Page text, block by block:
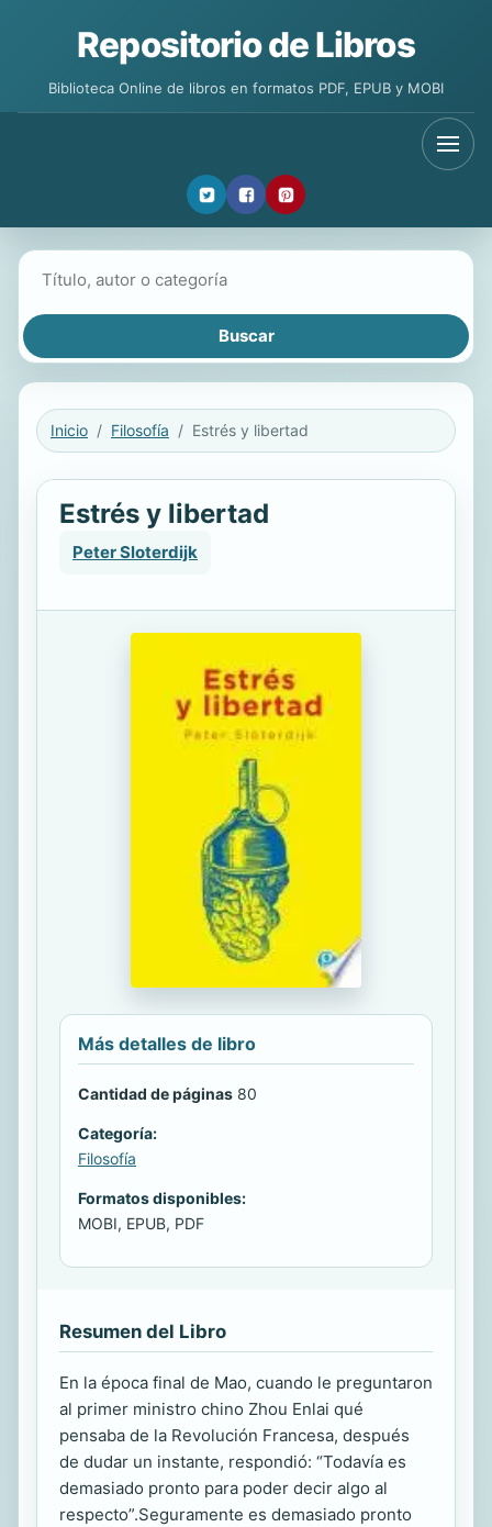
Repositorio de Libros
Biblioteca Online de libros en formatos PDF, EPUB y MOBI
Inicio Filosofía Estrés y libertad
Estrés y libertad
Peter Sloterdijk
Más detalles de libro
Cantidad de páginas 80
Categoría:
Filosofía
Formatos disponibles:
MOBI, EPUB, PDF
Resumen del Libro
En la época final de Mao, cuando le preguntaron
al primer ministro chino Zhou Enlai qué
pensaba de la Revolución Francesa, después
de dudar un instante, respondió: “Todavía es
demasiado pronto para poder decir algo al
respecto”.Seguramente es demasiado pronto